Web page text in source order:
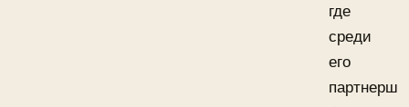
где
среди
его
партнерш